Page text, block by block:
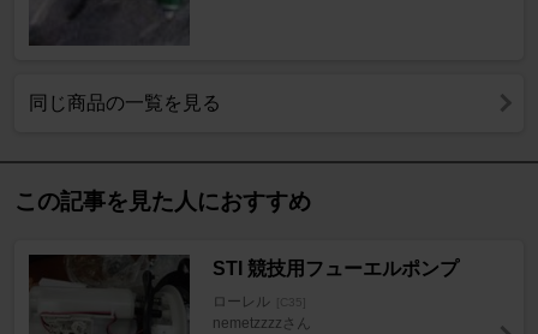
同じ商品の一覧を見る
この記事を見た人におすすめ
STI 競技用フューエルポンプ
ローレル [C35]
nemetzzzzさん